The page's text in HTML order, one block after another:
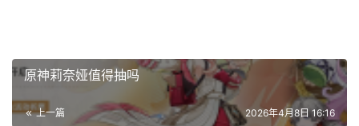
原神莉奈娅值得抽吗
上一篇 2026年4月8日 16:16